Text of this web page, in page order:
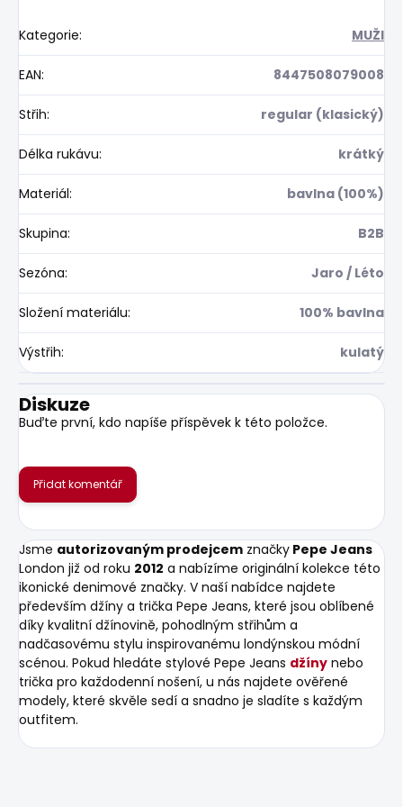
Kategorie: MUŽI
EAN: 8447508079008
Střih: regular (klasický)
Délka rukávu: krátký
Materiál: bavlna (100%)
Skupina: B2B
Sezóna: Jaro / Léto
Složení materiálu: 100% bavlna
Výstřih: kulatý
Diskuze
Buďte první, kdo napíše příspěvek k této položce.
Přidat komentář
Jsme autorizovaným prodejcem značky Pepe Jeans
London již od roku 2012 a nabízíme originální kolekce této
ikonické denimové značky. V naší nabídce najdete
především džíny a trička Pepe Jeans, které jsou oblíbené
díky kvalitní džínovině, pohodlným střihům a
nadčasovému stylu inspirovanému londýnskou módní
scénou. Pokud hledáte stylové Pepe Jeans džíny nebo
trička pro každodenní nošení, u nás najdete ověřené
modely, které skvěle sedí a snadno je sladíte s každým
outfitem.